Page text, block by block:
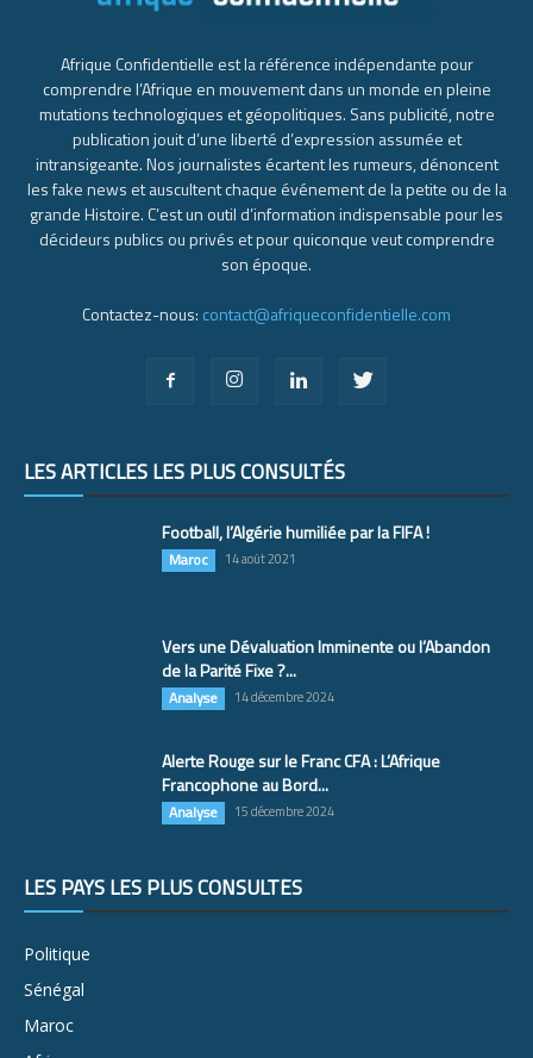
Afrique Confidentielle est la référence indépendante pour
comprendre l’Afrique en mouvement dans un monde en pleine
mutations technologiques et géopolitiques. Sans publicité, notre
publication jouit d’une liberté d’expression assumée et
intransigeante. Nos journalistes écartent les rumeurs, dénoncent
les fake news et auscultent chaque événement de la petite ou de la
grande Histoire. C’est un outil d’information indispensable pour les
décideurs publics ou privés et pour quiconque veut comprendre
son époque.
Contactez-nous: contact@afriqueconfidentielle.com
LES ARTICLES LES PLUS CONSULTÉS
Football, l’Algérie humiliée par la FIFA !
Maroc 14 août 2021
Vers une Dévaluation Imminente ou l’Abandon
de la Parité Fixe ?...
Analyse 14 décembre 2024
Alerte Rouge sur le Franc CFA : L’Afrique
Francophone au Bord...
Analyse 15 décembre 2024
LES PAYS LES PLUS CONSULTÉS
Politique
Sénégal
Maroc